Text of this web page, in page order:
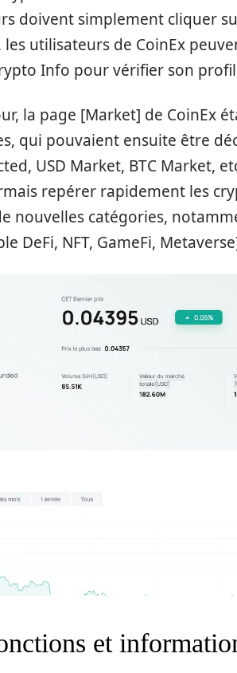
doivent simplement cliquer
utilisateurs de CoinEx
Info pour vérifier son
la page [Market] de CoinEx
qui pouvaient ensuite être
USD Market, BTC Market,
repérer rapidement les
nouvelles catégories,
DeFi, NFT, GameFi,
et